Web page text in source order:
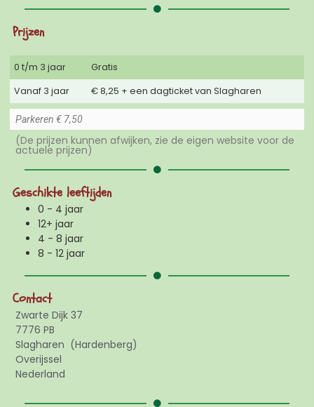
Prijzen
0 t/m 3 jaar
Gratis
Vanaf 3 jaar
€ 8,25 + een dagticket van Slagharen
Parkeren € 7,50
(De prijzen kunnen afwijken, zie de eigen website voor de
actuele prijzen)
Geschikte leeftijden
0 - 4 jaar
12+ jaar
4 - 8 jaar
8 - 12 jaar
Contact
Zwarte Dijk 37
7776 PB
Slagharen (Hardenberg)
Overijssel
Nederland